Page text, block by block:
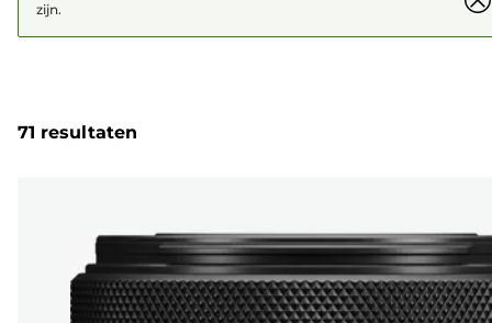
zijn.
71 resultaten